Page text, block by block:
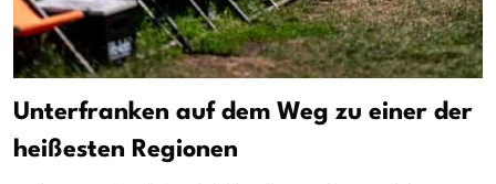
Unterfranken auf dem Weg zu einer der
heißesten Regionen